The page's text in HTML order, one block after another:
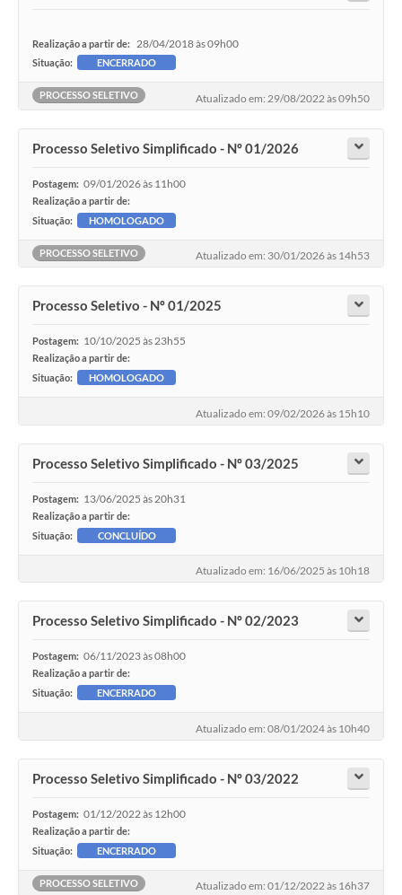
Realização a partir de: 28/04/2018 às 09h00
Situação: ENCERRADO
PROCESSO SELETIVO Atualizado em: 29/08/2022 às 09h50
Processo Seletivo Simplificado - Nº 01/2026
Postagem: 09/01/2026 às 11h00
Realização a partir de:
Situação:
HOMOLOGADO
PROCESSO SELETIVO Atualizado em: 30/01/2026 às 14h53
Processo Seletivo - Nº 01/2025
Postagem: 10/10/2025 às 23h55
Realização a partir de:
Situação:
HOMOLOGADO
Atualizado em: 09/02/2026 às 15h10
Processo Seletivo Simplificado - Nº 03/2025
Postagem: 13/06/2025 às 20h31
Realização a partir de:
Situação:
CONCLUÍDO
Atualizado em: 16/06/2025 às 10h18
Processo Seletivo Simplificado - Nº 02/2023
Postagem: 06/11/2023 às 08h00
Realização a partir de:
Situação:
ENCERRADO
Atualizado em: 08/01/2024 às 10h40
Processo Seletivo Simplificado - Nº 03/2022
Postagem: 01/12/2022 às 12h00
Realização a partir de:
Situação:
ENCERRADO
PROCESSO SELETIVO Atualizado em: 01/12/2022 às 16h37